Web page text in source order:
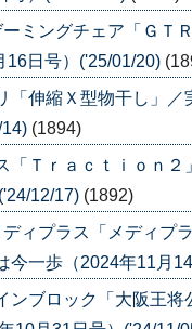
ミングチェア「ＧＴ
16日号）('25/01/20)
「伸縮Ｘ型物干し」
(1894)
「Ｔｒａｃｔｉｏｎ
12/17) (1892)
ディプラス「メディ
今一歩（2024年11月
ンブロック「大阪王